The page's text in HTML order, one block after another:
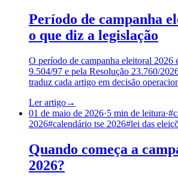
Período de campanha
o que diz a legislação
O período de campanha eleitoral 2026
9.504/97 e pela Resolução 23.760/
traduz cada artigo em decisão
Ler artigo→
01 de maio de 2026·5 min de leitura·#
2026#calendário tse 2026#lei das
Quando começa a
2026?